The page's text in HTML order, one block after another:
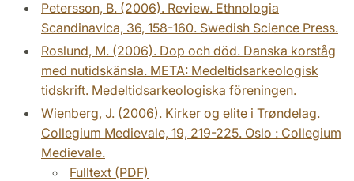
Petersson, B. (2006). Review. Ethnologia
Scandinavica, 36, 158-160. Swedish Science Press.
Roslund, M. (2006). Dop och död. Danska korståg
med nutidskänsla. META: Medeltidsarkeologisk
tidskrift. Medeltidsarkeologiska föreningen.
Wienberg, J. (2006). Kirker og elite i Trøndelag.
Collegium Medievale, 19, 219-225. Oslo : Collegium
Medievale.
Fulltext (PDF)